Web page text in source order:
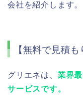
会社を紹介します。
【無料で見積
グリエネは、 業界
サービスです。